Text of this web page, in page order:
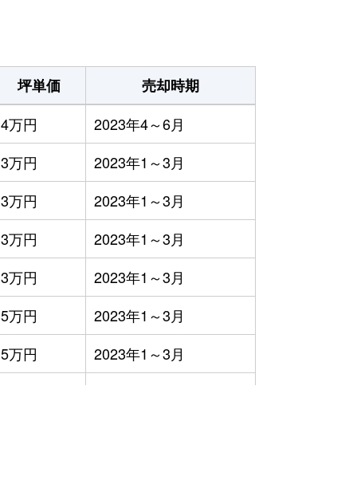
坪単価
売却時期
4万円
2023年4～6月
3万円
2023年1～3月
3万円
2023年1～3月
3万円
2023年1～3月
3万円
2023年1～3月
5万円
2023年1～3月
5万円
2023年1～3月